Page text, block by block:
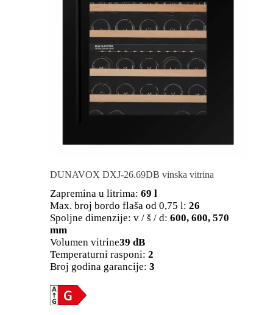
DUNAVOX DXJ-26.69DB vinska vitrina
Zapremina u litrima: 69 l
Max. broj bordo flaša od 0,75 l: 26
Spoljne dimenzije: v / š / d: 600, 600, 570
mm
Volumen vitrine39 dB
Temperaturni rasponi: 2
Broj godina garancije: 3